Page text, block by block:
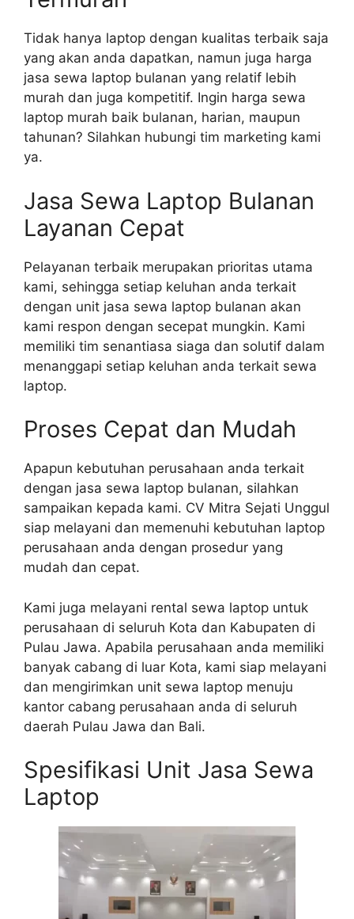
Tidak hanya laptop dengan kualitas terbaik saja
yang akan anda dapatkan, namun juga harga
jasa sewa laptop bulanan yang relatif lebih
murah dan juga kompetitif. Ingin harga sewa
laptop murah baik bulanan, harian, maupun
tahunan? Silahkan hubungi tim marketing kami
ya.
Jasa Sewa Laptop Bulanan
Layanan Cepat
Pelayanan terbaik merupakan prioritas utama
kami, sehingga setiap keluhan anda terkait
dengan unit jasa sewa laptop bulanan akan
kami respon dengan secepat mungkin. Kami
memiliki tim senantiasa siaga dan solutif dalam
menanggapi setiap keluhan anda terkait sewa
laptop.
Proses Cepat dan Mudah
Apapun kebutuhan perusahaan anda terkait
dengan jasa sewa laptop bulanan, silahkan
sampaikan kepada kami. CV Mitra Sejati Unggul
siap melayani dan memenuhi kebutuhan laptop
perusahaan anda dengan prosedur yang
mudah dan cepat.
Kami juga melayani rental sewa laptop untuk
perusahaan di seluruh Kota dan Kabupaten di
Pulau Jawa. Apabila perusahaan anda memiliki
banyak cabang di luar Kota, kami siap melayani
dan mengirimkan unit sewa laptop menuju
kantor cabang perusahaan anda di seluruh
daerah Pulau Jawa dan Bali.
Spesifikasi Unit Jasa Sewa
Laptop